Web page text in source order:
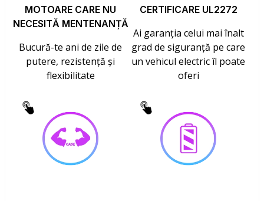
MOTOARE CARE NU
NECESITĂ MENTENANȚĂ
Bucură-te ani de zile de
putere, rezistență și
flexibilitate
CERTIFICARE UL2272
Ai garanția celui mai înalt
grad de siguranță pe care
un vehicul electric îl poate
oferi